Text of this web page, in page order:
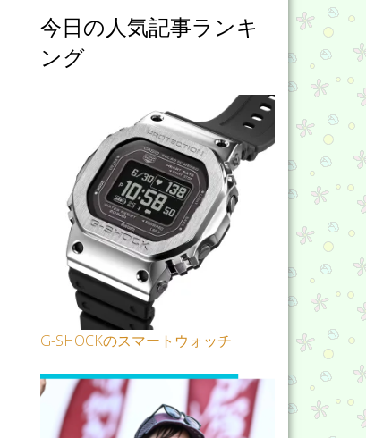
今日の人気記事ランキ
ング
G-SHOCKのスマートウォッチ